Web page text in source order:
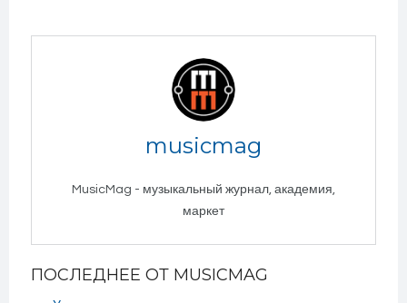
musicmag
MusicMag - музыкальный журнал, академия,
маркет
ПОСЛЕДНЕЕ ОТ MUSICMAG